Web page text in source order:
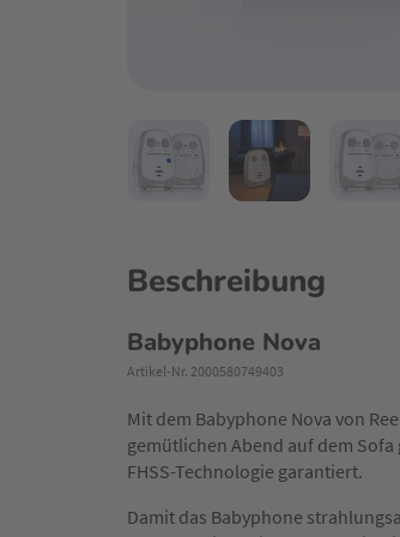
Beschreibung
Babyphone Nova
Artikel-Nr. 2000580749403
Mit dem Babyphone Nova von
gemütlichen Abend auf dem
FHSS-Technologie garantiert.
Damit das Babyphone